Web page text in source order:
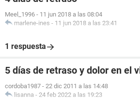
Meel_1996 - 11 jun 2018 a las 08:04
marlene-ines - 11 jun 2018 a las 23:41
1 respuesta
5 días de retraso y dolor en el
cordoba1987 - 22 dic 2011 a las 14:48
lisanna - 24 feb 2022 a las 19:23